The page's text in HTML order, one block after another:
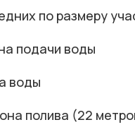
по размеру
подачи воды
воды
полива (22